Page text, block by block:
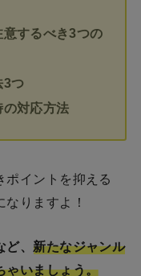
意するべき3つの
3つ
の対応方法
ポイントを抑える
りますよ！
、 新たなジャンル
ゃいましょう。